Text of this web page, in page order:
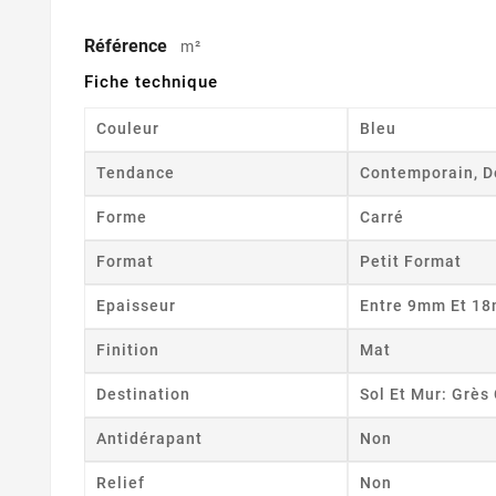
Référence m²
Fiche technique
Couleur Bleu
Tendance Contemporain,
Forme Carré
Format Petit Format
Epaisseur Entre 9mm Et
Finition Mat
Destination Sol Et Mur: Grès
Antidérapant Non
Relief Non